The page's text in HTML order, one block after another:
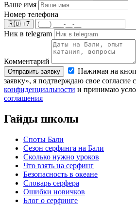
Ваше имя
Номер телефона
🇷🇺 +7
Ник в telegram
Комментарий
Отправить заявку
Нажимая на
заявку», я подтверждаю свое согласие с
конфиденциальности и принимаю
соглашения
Гайды школы
Споты Бали
Сезон серфинга на Бали
Сколько нужно уроков
Что взять на серфинг
Безопасность в океане
Словарь серфера
Ошибки новичков
Блог о серфинге